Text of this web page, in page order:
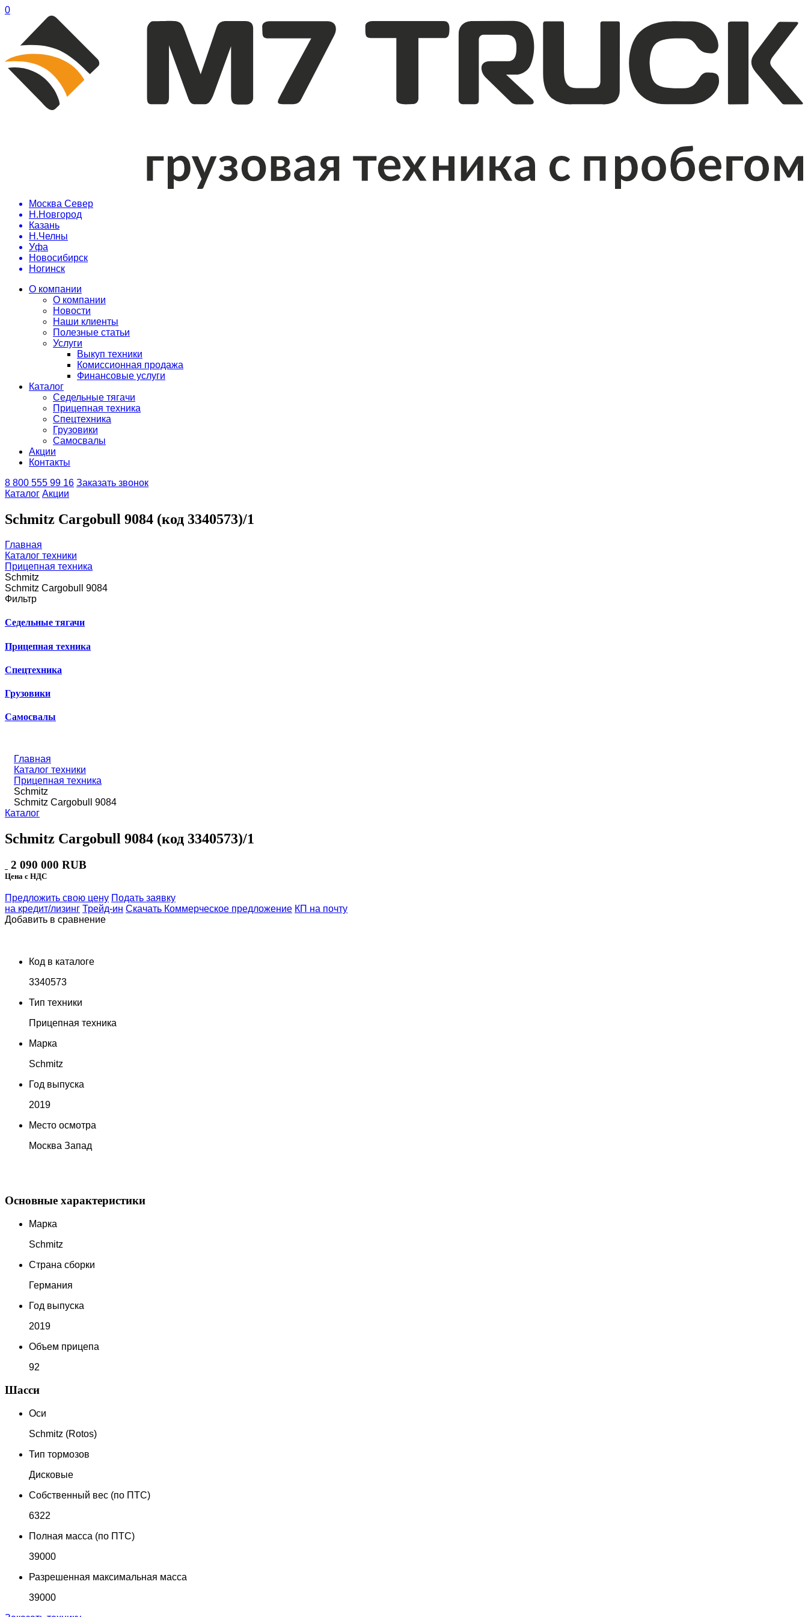
0
Москва Север
Н.Новгород
Казань
Н.Челны
Уфа
Новосибирск
Ногинск
О компании
О компании
Новости
Наши клиенты
Полезные статьи
Услуги
Выкуп техники
Комиссионная продажа
Финансовые услуги
Каталог
Седельные тягачи
Прицепная техника
Спецтехника
Грузовики
Самосвалы
Акции
Контакты
8 800 555 99 16 Заказать звонок
Каталог Акции
Schmitz Cargobull 9084 (код 3340573)/1
Главная
Каталог техники
Прицепная техника
Schmitz
Schmitz Cargobull 9084
Фильтр
Седельные тягачи
Прицепная техника
Спецтехника
Грузовики
Самосвалы
Главная
Каталог техники
Прицепная техника
Schmitz
Schmitz Cargobull 9084
Каталог
Schmitz Cargobull 9084 (код 3340573)/1
2 090 000 RUB
Цена с НДС
Предложить свою цену Подать заявку
на кредит/лизинг Трейд-ин Скачать Коммерческое предложение КП на почту
Добавить в сравнение
Код в каталоге
3340573
Тип техники
Прицепная техника
Марка
Schmitz
Год выпуска
2019
Место осмотра
Москва Запад
Основные характеристики
Марка
Schmitz
Страна сборки
Германия
Год выпуска
2019
Объем прицепа
92
Шасси
Оси
Schmitz (Rotos)
Тип тормозов
Дисковые
Собственный вес (по ПТС)
6322
Полная масса (по ПТС)
39000
Разрешенная максимальная масса
39000